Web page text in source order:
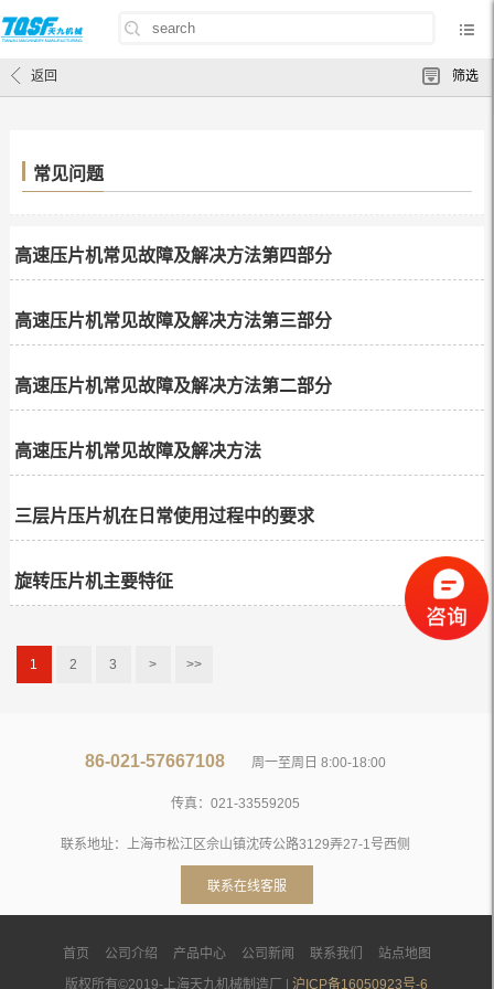
首页/常见问题
返回 筛选
常见问题
高速压片机常见故障及解决方法第四部分
高速压片机常见故障及解决方法第三部分
高速压片机常见故障及解决方法第二部分
高速压片机常见故障及解决方法
三层片压片机在日常使用过程中的要求
旋转压片机主要特征
1 2 3 > >>
86-021-57667108 周一至周日 8:00-18:00
传真：021-33559205
联系地址：上海市松江区佘山镇沈砖公路3129弄27-1号西侧
联系在线客服
首页 公司介绍 产品中心 公司新闻 联系我们
站点地图
版权所有©2019-上海天九机械制造厂 |沪ICP备16050923号-6